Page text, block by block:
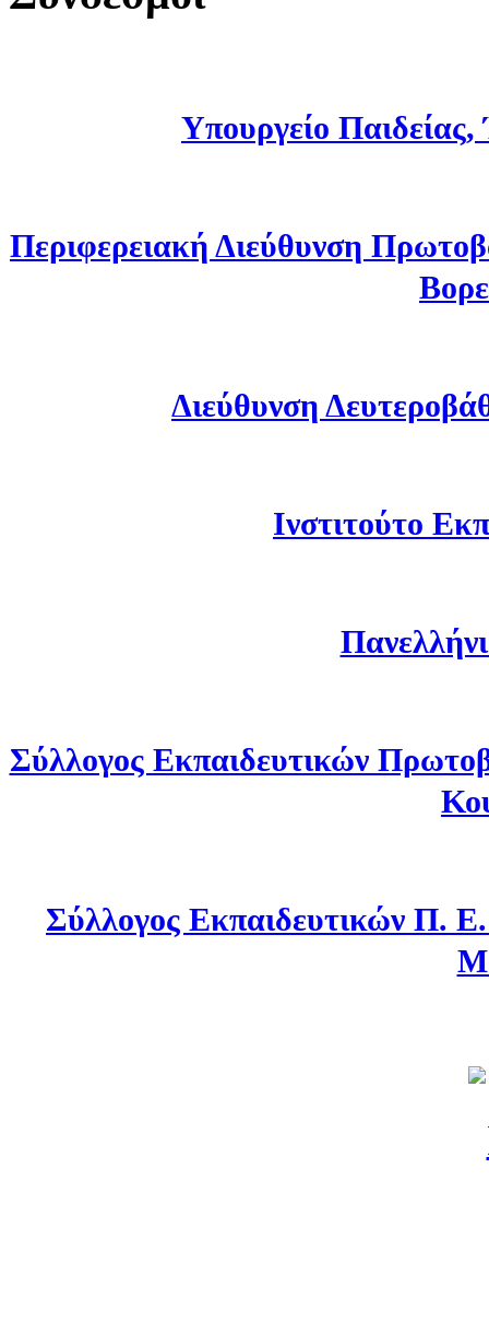
Υπουργείο
Περιφερειακή Διεύθυνση
Διεύθυνση
Ινστιτούτο
Σύλλογος Εκπαιδευτικών
Σύλλογος Εκπαιδευτικών Π.